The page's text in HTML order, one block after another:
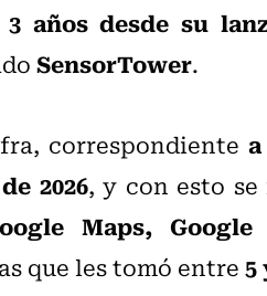
3 años desde su
SensorTower.
correspondiente
2026, y con esto se
Maps, Google
que les tomó entre5